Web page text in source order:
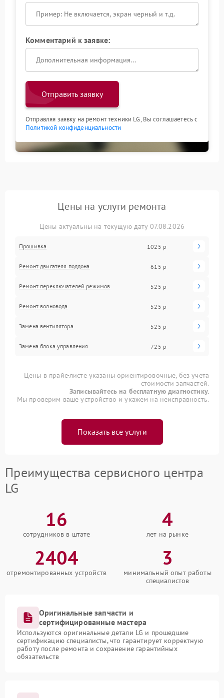
Комментарий к заявке:
Отправить заявку
Отправляя заявку на ремонт техники LG, Вы соглашаетесь с
Политикой конфиденциальности
Цены на услуги ремонта
Цены актуальны на текущую дату 07.08.2026
Прошивка 1025 р
Ремонт двигателя поддона 615 р
Ремонт переключателей режимов 525 р
Ремонт волновода 525 р
Замена вентилятора 525 р
Замена блока управления 725 р
Цены в прайс-листе указаны ориентировочные, без учета
стоимости запчастей.
Записывайтесь на бесплатную диагностику.
Мы проверим ваше устройство и укажем на неисправность.
Показать все услуги
Преимущества сервисного центра
LG
16
сотрудников в штате
4
лет на рынке
2404
отремонтированных устройств
3
минимальный опыт работы
специалистов
Оригинальные запчасти и
сертифицированные мастера
Используются оригинальные детали LG и прошедшие
сертификацию специалисты, что гарантирует корректную
работу после ремонта и сохранение гарантийных
обязательств